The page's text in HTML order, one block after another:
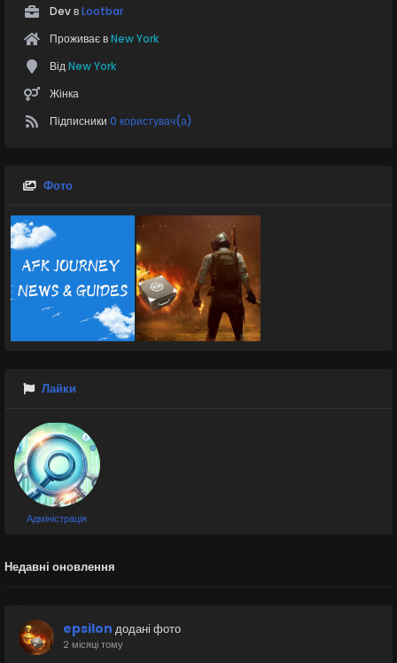
Dev вLootbar
Проживає вNew York
ВідNew York
Жінка
Підписники 0 користувач(а)
Фото
Лайки
Адміністрація
Недавні оновлення
epsilon додані фото
2 місяці тому